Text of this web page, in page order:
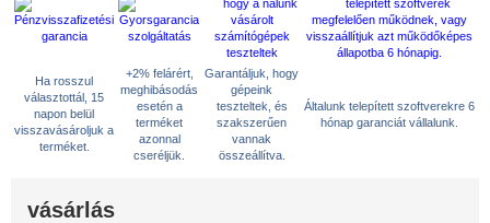
Ha rosszul
választottál, 15
napon belül
visszavásároljuk a
terméket.
+2% felárért,
meghibásodás
esetén a
terméket
azonnal
cseréljük.
Garantáljuk, hogy
gépeink
teszteltek, és
szakszerűen
vannak
összeállítva.
Általunk telepített szoftverekre 6
hónap garanciát vállalunk.
vásárlás